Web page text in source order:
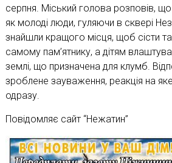
серпня. Міський голова розповів,
як молоді люди, гуляючи в сквері
знайшли кращого місця, щоб сісти
самому пам’ятнику, а дітям
землі, що призначена для клумб.
зроблене зауваження, реакція на
одразу.
Повідомляє сайт “Нежатин”